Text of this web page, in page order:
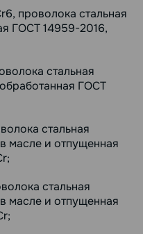
проволока стальная
ГОСТ 14959-2016,
стальная
ГОСТ
стальная
масле и отпущенная
стальная
масле и отпущенная